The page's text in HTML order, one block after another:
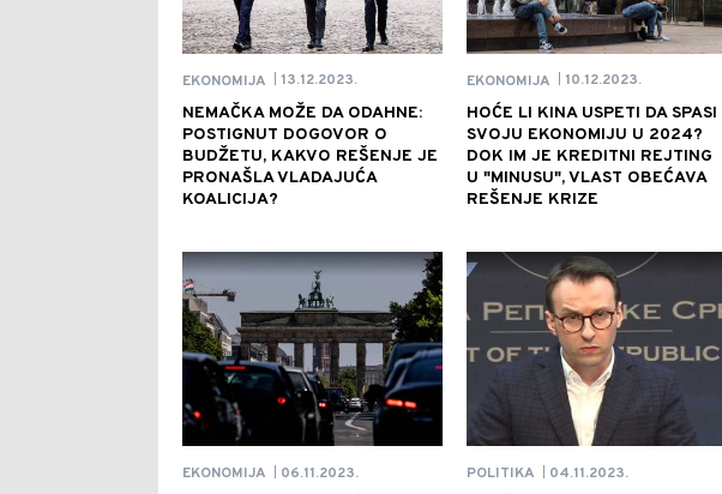
EKONOMIJA 13.12.2023.
NEMAČKA MOŽE DA ODAHNE:
POSTIGNUT DOGOVOR O
BUDŽETU, KAKVO REŠENJE JE
PRONAŠLA VLADAJUĆA
KOALICIJA?
EKONOMIJA 10.12.2023.
HOĆE LI KINA USPETI DA SPASI
SVOJU EKONOMIJU U 2024?
DOK IM JE KREDITNI REJTING
U "MINUSU", VLAST OBEĆAVA
REŠENJE KRIZE
EKONOMIJA 06.11.2023. POLITIKA 04.11.2023.